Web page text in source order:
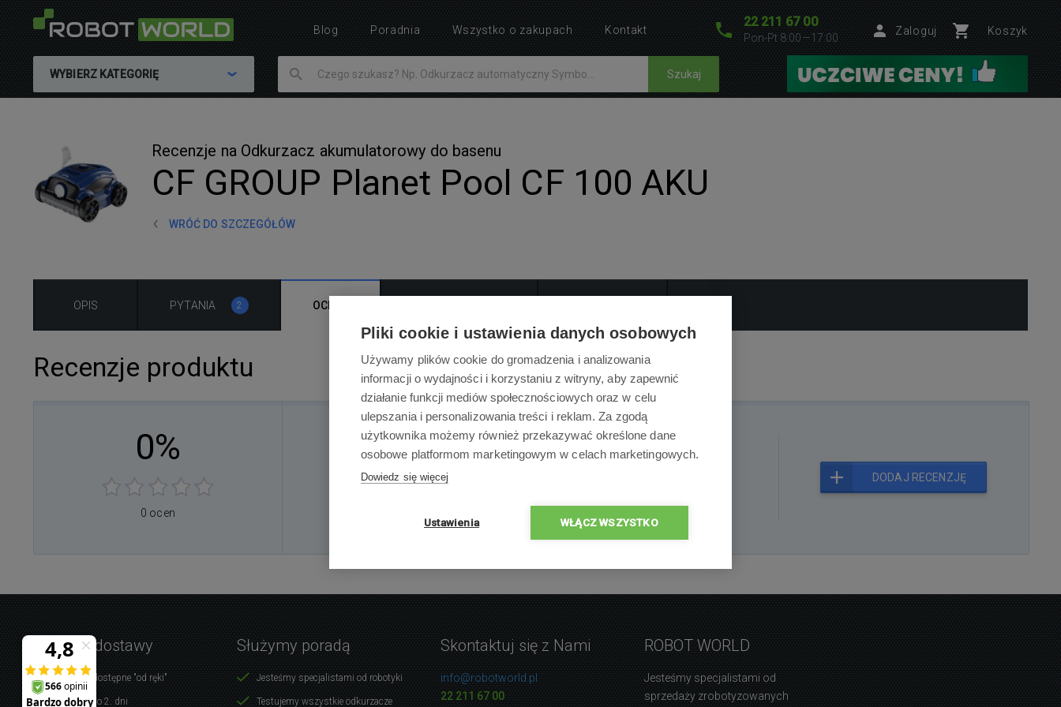
22 211 67 00
Pon-Pt 8:00—17:00
Zaloguj Koszyk
WYBIERZ KATEGORIĘ Szukaj
Recenzje na Odkurzacz akumulatorowy do basenu
CF GROUP Planet Pool CF 100 AKU
WRÓĆ DO SZCZEGÓŁÓW
OPIS PYTANIA 2 OCENA
Recenzje produktu
0%
0 ocen
×
×
×
DODAJ RECENZJĘ
Blog Poradnia Wszystko o zakupach Kontakt
Warunki dostawy
Produkty dostępne "od ręki"
Dostawa do 2. dni
Służymy poradą
Jesteśmy specjalistami od robotyki
Testujemy wszystkie odkurzacze
Skontaktuj się z Nami
info@robotworld.pl
22 211 67 00
ROBOT WORLD
Jesteśmy specjalistami od
sprzedaży zrobotyzowanych
Pliki cookie i ustawienia danych osobowych
Używamy plików cookie do gromadzenia i analizowania
informacji o wydajności i korzystaniu z witryny, aby zapewnić
działanie funkcji mediów społecznościowych oraz w celu
ulepszania i personalizowania treści i reklam. Za zgodą
użytkownika możemy również przekazywać określone dane
osobowe platformom marketingowym w celach marketingowych.
Dowiedz się więcej
Ustawienia WŁĄCZ WSZYSTKO